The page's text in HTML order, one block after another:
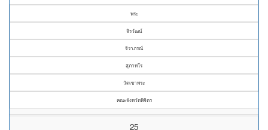
พระ
จิรวัฒน์
จิราภรณ์
สุภาทโร
วัดเขาพระ
คณะจังหวัดพิจิตร
25